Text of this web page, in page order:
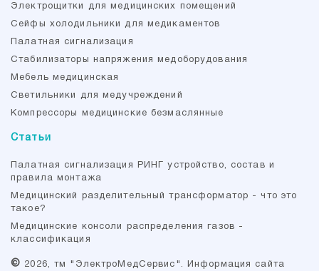
Электрощитки для медицинских помещений
Cейфы холодильники для медикаментов
Палатная сигнализация
Стабилизаторы напряжения медоборудования
Мебель медицинская
Светильники для медучреждений
Компрессоры медицинские безмаслянные
Статьи
Палатная сигнализация РИНГ устройство, состав и
правила монтажа
Медицинский разделительный трансформатор - что это
такое?
Медицинские консоли распределения газов -
классификация
© 2026, тм "ЭлектроМедСервис". Информация сайта